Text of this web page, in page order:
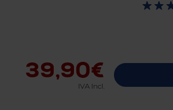
39,90€
IVA Incl.